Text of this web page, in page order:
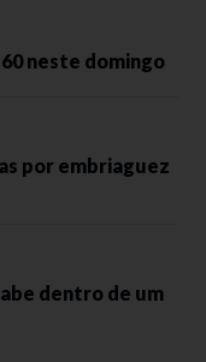
neste domingo
por embriaguez
dentro de um